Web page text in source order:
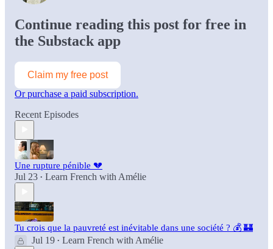
Continue reading this post for free in
the Substack app
Claim my free post
Or purchase a paid subscription.
Recent Episodes
Une rupture pénible 💔
Jul 23 • Learn French with Amélie
Tu crois que la pauvreté est inévitable dans une société ? 💰 🏰
Jul 19 • Learn French with Amélie